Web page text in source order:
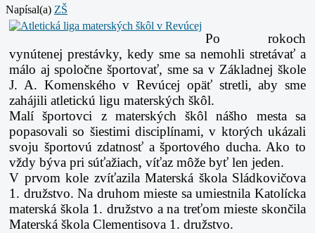
Napísal(a) ZŠ
Po rokoch
vynútenej prestávky, kedy sme sa nemohli stretávať a
málo aj spoločne športovať, sme sa v Základnej škole
J. A. Komenského v Revúcej opäť stretli, aby sme
zahájili atletickú ligu materských škôl.
Malí športovci z materských škôl nášho mesta sa
popasovali so šiestimi disciplínami, v ktorých ukázali
svoju športovú zdatnosť a športového ducha. Ako to
vždy býva pri súťažiach, víťaz môže byť len jeden.
V prvom kole zvíťazila Materská škola Sládkovičova
1. družstvo. Na druhom mieste sa umiestnila Katolícka
materská škola 1. družstvo a na treťom mieste skončila
Materská škola Clementisova 1. družstvo.